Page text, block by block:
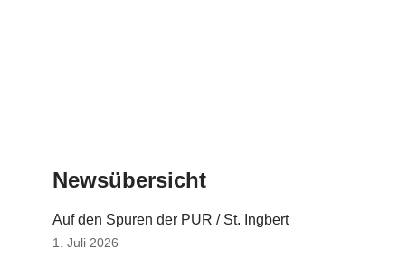
Newsübersicht
Auf den Spuren der PUR / St. Ingbert
1. Juli 2026